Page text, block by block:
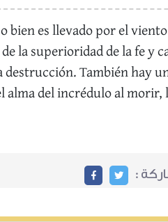
bien es llevado por el
la superioridad de la fe y
destrucción. También hay
alma del incrédulo al
: